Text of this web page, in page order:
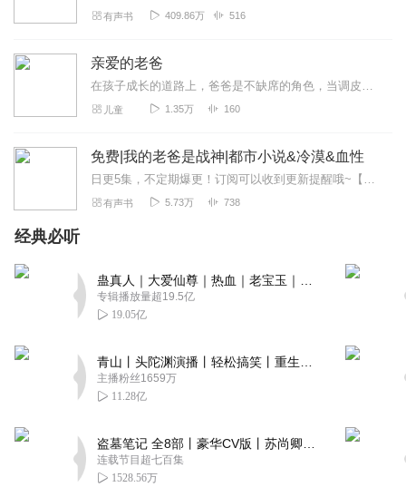
有声书 409.86万 516
亲爱的老爸
在孩子成长的道路上，爸爸是不缺席的角色，当调皮的小孩遇上不按常理出牌的老爸，会碰撞出怎样的火花呢？《亲爱的老爸》来告诉你答案！这里有搞笑的日常难事、囧事、开心...
儿童 1.35万 160
免费|我的老爸是战神|都市小说&冷漠&血性
日更5集，不定期爆更！订阅可以收到更新提醒哦~【内容简介】六年前，林枫被陷害，背负强奸罪名，军旅生涯戛然而止。如今，他携神秘部队顶尖战力回归北海市，意外卷入...
有声书 5.73万 738
经典必听
专辑播放量超19.5亿
19.05亿
主播粉丝1659万
11.28亿
连载节目超七百集
1528.56万